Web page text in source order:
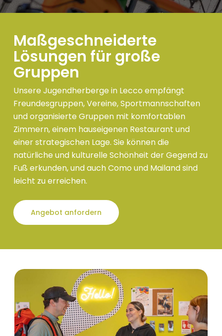
Maßgeschneiderte
Lösungen für große
Gruppen
Unsere Jugendherberge in Lecco empfängt
Freundesgruppen, Vereine, Sportmannschaften
und organisierte Gruppen mit komfortablen
Zimmern, einem hauseigenen Restaurant und
einer strategischen Lage. Sie können die
natürliche und kulturelle Schönheit der Gegend zu
Fuß erkunden, und auch Como und Mailand sind
leicht zu erreichen.
Angebot anfordern